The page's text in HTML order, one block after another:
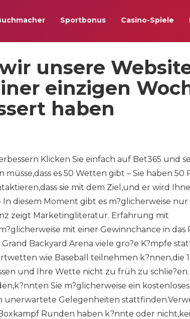
Sportbonus Casino-Spiele
unsere
einzigen
haben
Klicken Sie einfach auf Bet365 und
es 50 Wetten gibt – Sie haben 50
sie mit dem Ziel,und er wird
diesem Moment gibt es m?glicherweise nur
zeigt Marketingliteratur. Erfahrung mit
mit einer Gewinnchance in das
Backyard Arena viele gro?e K?mpfe
wie Baseball teilnehmen k?nnen,die
und Ihre Wette nicht zu früh zu schlie?en.
Sie m?glicherweise ein kostenloses
Gelegenheiten
Runden haben k?nnte oder